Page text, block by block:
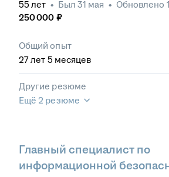
55 лет • Был 31 мая • Обновлено
250 000 ₽
Общий опыт
27лет 5 месяцев
Другие резюме
Ещё 2 резюме
Главный специалист по
информационной